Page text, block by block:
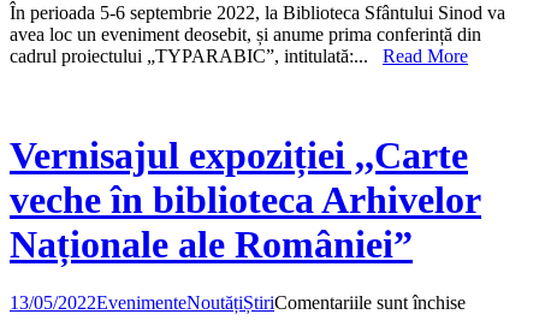
and
against.
Attitudes
Ottoman
in
În perioada 5-6 septembrie 2022, la Biblioteca Sfântului Sinod va
avea loc un eveniment deosebit, și anume prima conferință din
cadrul proiectului „TYPARABIC”, intitulată:... Read More
Vernisajul expoziției ,,Carte
veche în biblioteca Arhivelor
Naționale ale României”
13/05/2022EvenimenteNoutățiȘtiriComentariile sunt închisepentru